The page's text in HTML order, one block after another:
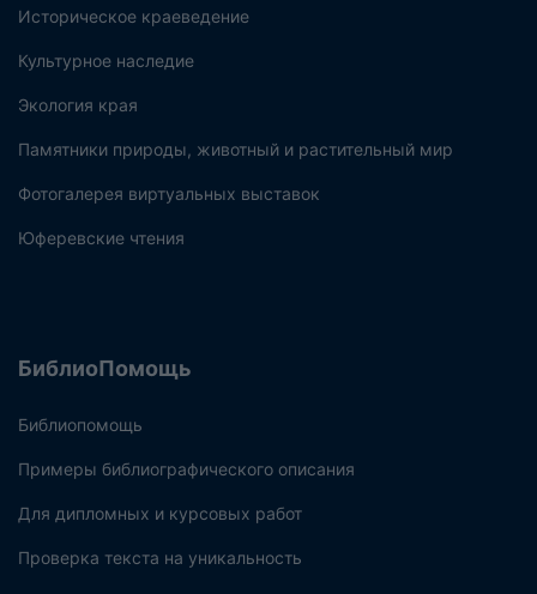
Историческое краеведение
Культурное наследие
Экология края
Памятники природы, животный и растительный мир
Фотогалерея виртуальных выставок
Юферевские чтения
БиблиоПомощь
Библиопомощь
Примеры библиографического описания
Для дипломных и курсовых работ
Проверка текста на уникальность